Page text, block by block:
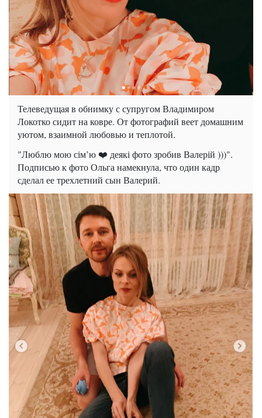
Телеведущая в обнимку с супругом Владимиром
Локотко сидит на ковре. От фотографий веет домашним
уютом, взаимной любовью и теплотой.
"Люблю мою сім’ю ❤️ деякі фото зробив Валерій )))".
Подписью к фото Ольга намекнула, что один кадр
сделал ее трехлетний сын Валерий.